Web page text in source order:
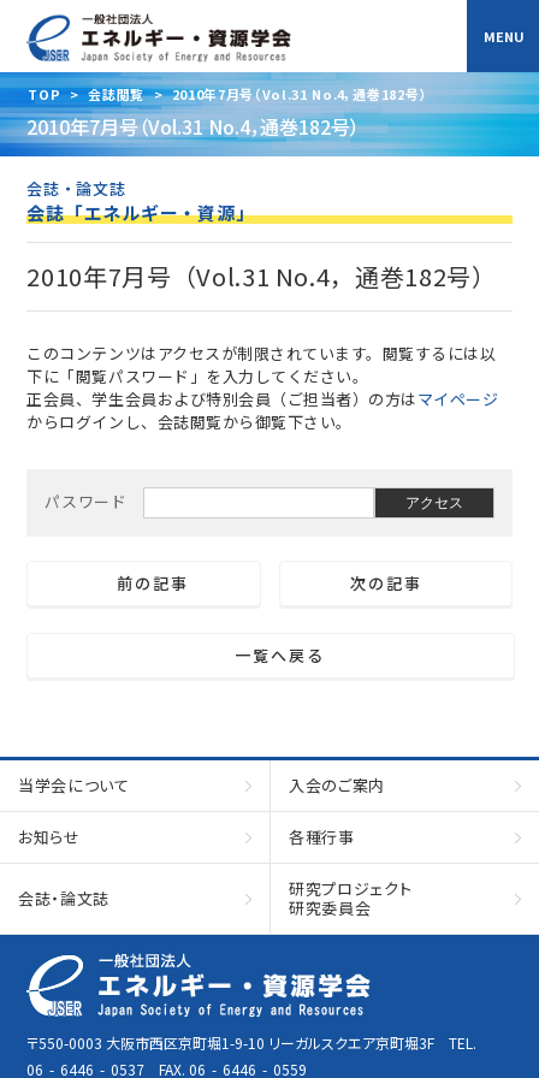
TOP > 会誌閲覧 > 2010年7月号（Vol.31 No.4，通巻182号）
2010年7月号（Vol.31 No.4，通巻182号）
会誌・論文誌
会誌「エネルギー・資源」
2010年7月号（Vol.31 No.4，通巻182号）
このコンテンツはアクセスが制限されています。閲覧するには以
下に「閲覧パスワード」を入力してください。
正会員、学生会員および特別会員（ご担当者）の方はマイページ
からログインし、会誌閲覧から御覧下さい。
前の記事
一覧へ戻る
次の記事
当学会について 入会のご案内
お知らせ 各種行事
会誌・論文誌
研究プロジェクト
研究委員会
〒550-0003 大阪市西区京町堀1-9-10 リーガルスクエア京町堀3F TEL.
06 - 6446 - 0537 FAX. 06 - 6446 - 0559